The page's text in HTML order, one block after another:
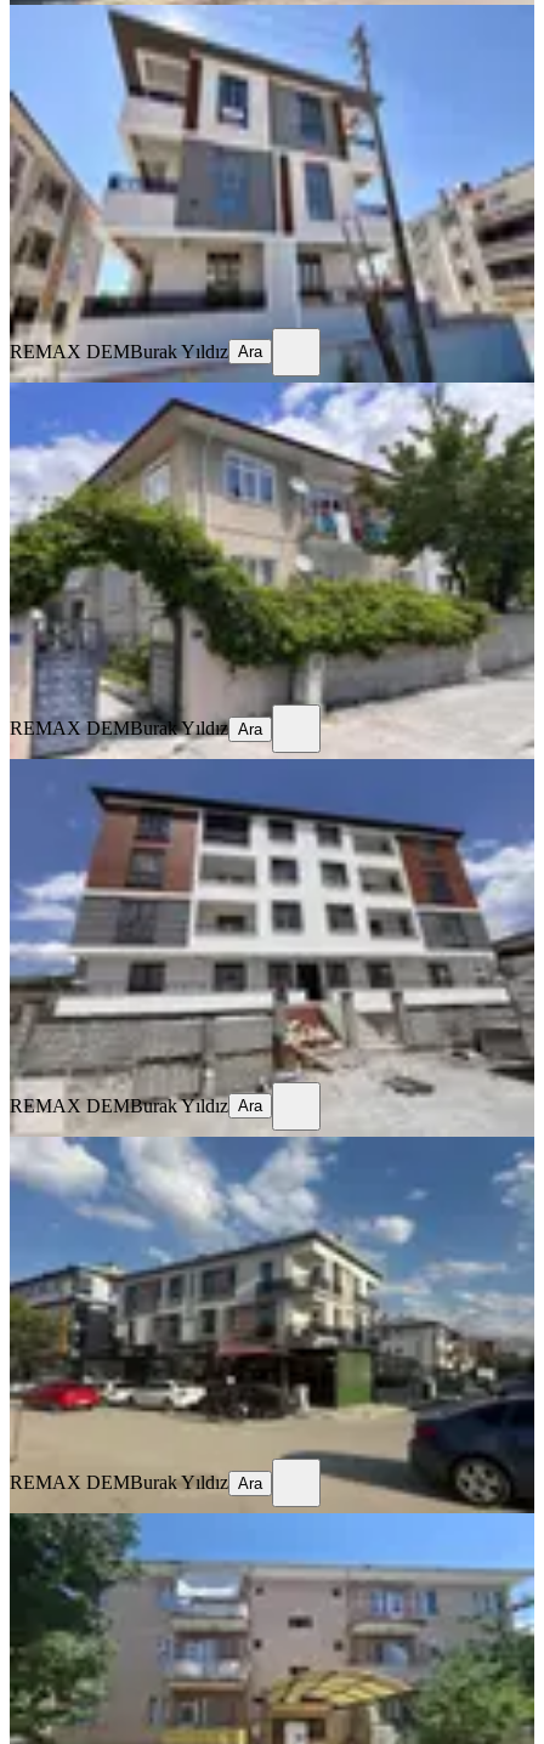
SIFIR BİNA
Remax Dem'den Kazim Karabekir
Mah. 2+1 Ara Kat Fırsat Daire
Merkez, Kazım Karabekir Mahallesi
2+1
100 m²·2. Kat·23.07.2026
21.000 ₺
REMAX DEMBurak Yıldız
Ara
REMAX DEMBurak Yıldız Ara
BALKONLU
Remax Dem'den İnönü Mah. Kiralık
3+1 Daire
Merkez, Yavuz Selim Mahallesi
3+1·125 m²·Yüksek giriş·23.07.2026
13.000 ₺
REMAX DEMBurak Yıldız
Ara
REMAX DEMBurak Yıldız Ara
Remax Dem'den Cumhuriyet Mah.
2+1 Kiralık Daire
Merkez, Başbağlar Mahallesi
2+1·90 m²· 1. Kat 19.07.2026
20.000 ₺
REMAX DEMBurak Yıldız
REMAX DEMBurak Yıldız Ara
MANZARALI
%9
Remax Dem'den Merkezi Konumda
Eşyalı Kiralık 1+1 Daire
Merkez, İnönü Mahallesi
1+1
65 m²·1. Kat·17.07.2026
20.000 ₺ 22.000 ₺
REMAX DEMBurak Yıldız
REMAX DEMBurak Yıldız Ara
MANZARALI
Geniş 3+1 Kiralık Daire
Merkez, Ergenekon Mahallesi
3+1·135 m² 3. Kat 17.07.2026
15.500 ₺